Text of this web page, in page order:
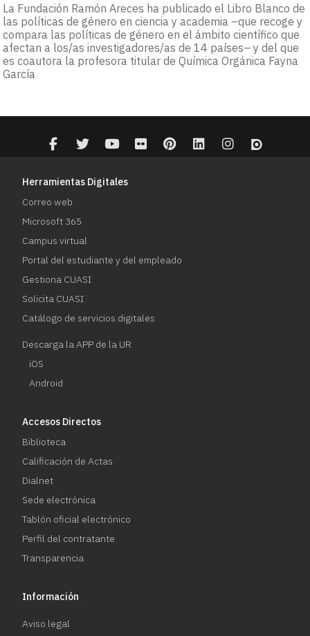
La Fundación Ramón Areces ha publicado el Libro Blanco de
las políticas de género en ciencia y academia –que recoge y
compara las políticas de género en el ámbito científico que
afectan a los/as investigadores/as de 14 países– y del que
es coautora la profesora titular de Química Orgánica Fayna
García
Herramientas Digitales
Correo web
Microsoft 365
Campus virtual
Portal del estudiante y del empleado
Gestiona CUASI
Solicita CUASI
Catálogo de servicios digitales
Descarga la APP de la UR
iOS
Android
Accesos Directos
Biblioteca
Calificación de Actas
Dialnet
Sede electrónica
Tablón oficial electrónico
Perfil del contratante
Transparencia
Información
Aviso legal